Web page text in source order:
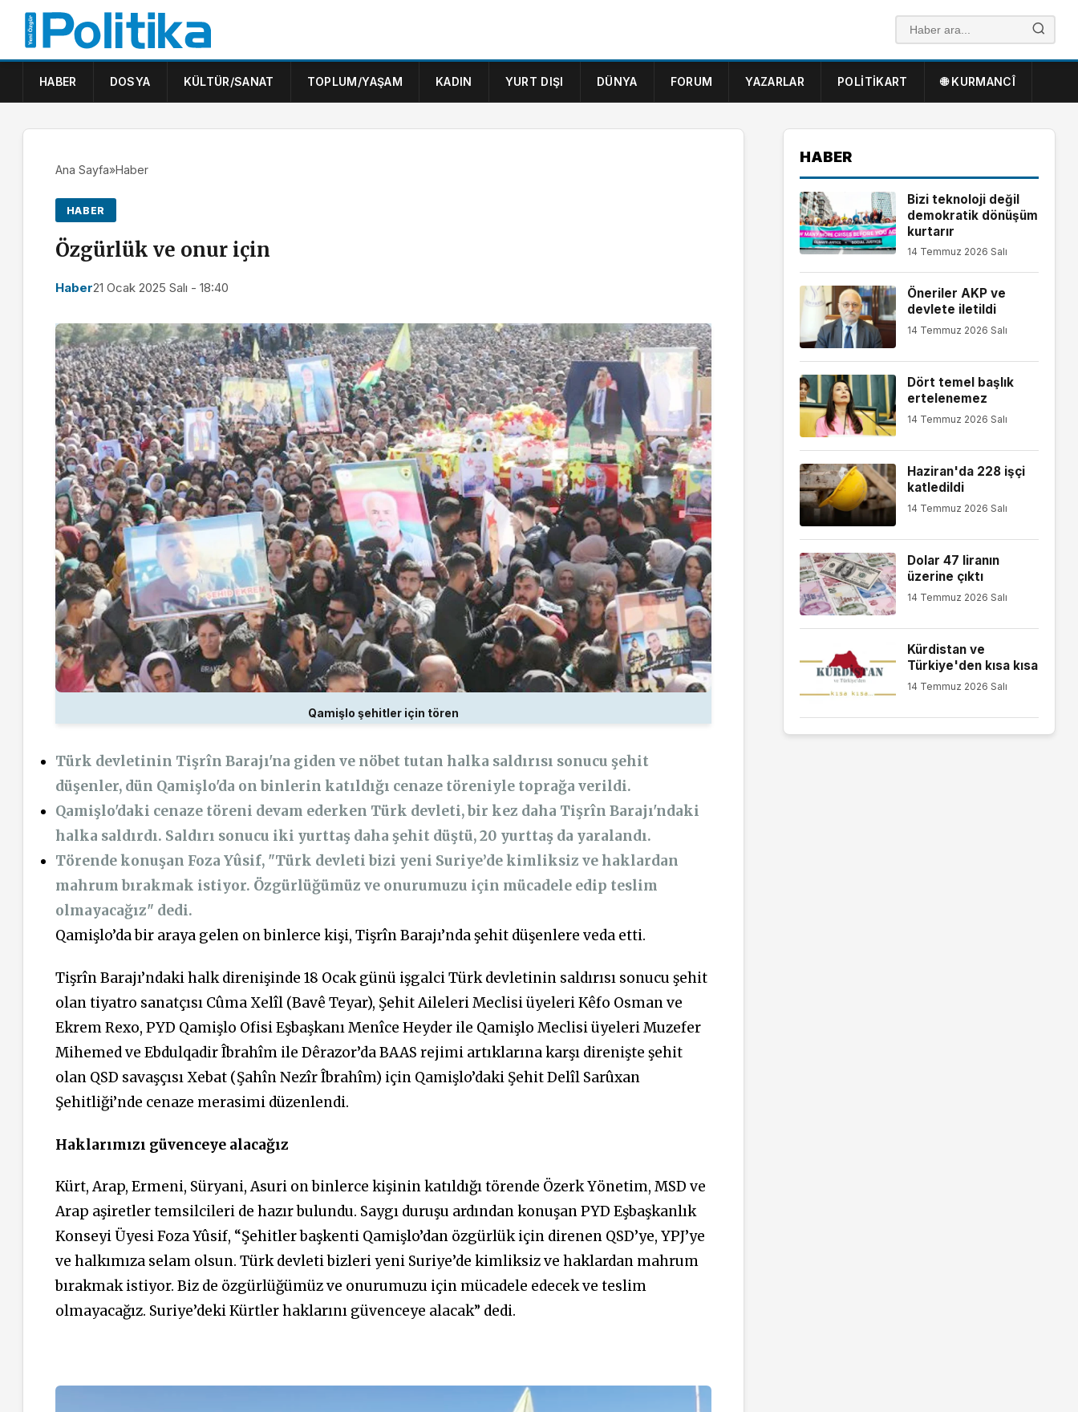
HABER DOSYA KÜLTÜR/SANAT TOPLUM/YAŞAM KADIN YURT DIŞI DÜNYA FORUM YAZARLAR POLITIKART 🌐 KURMANCÎ
Ana Sayfa»Haber
HABER
Özgürlük ve onur için
Haber21 Ocak 2025 Salı - 18:40
Qamişlo şehitler için tören
Türk devletinin Tişrîn Barajı'na giden ve nöbet tutan halka saldırısı sonucu şehit
düşenler, dün Qamişlo'da on binlerin katıldığı cenaze töreniyle toprağa verildi.
Qamişlo'daki cenaze töreni devam ederken Türk devleti, bir kez daha Tişrîn Barajı'ndaki
halka saldırdı. Saldırı sonucu iki yurttaş daha şehit düştü, 20 yurttaş da yaralandı.
Törende konuşan Foza Yûsif, "Türk devleti bizi yeni Suriye’de kimliksiz ve haklardan
mahrum bırakmak istiyor. Özgürlüğümüz ve onurumuzu için mücadele edip teslim
olmayacağız" dedi.
Qamişlo’da bir araya gelen on binlerce kişi, Tişrîn Barajı’nda şehit düşenlere veda etti.
Tişrîn Barajı’ndaki halk direnişinde 18 Ocak günü işgalci Türk devletinin saldırısı sonucu şehit
olan tiyatro sanatçısı Cûma Xelîl (Bavê Teyar), Şehit Aileleri Meclisi üyeleri Kêfo Osman ve
Ekrem Rexo, PYD Qamişlo Ofisi Eşbaşkanı Menîce Heyder ile Qamişlo Meclisi üyeleri Muzefer
Mihemed ve Ebdulqadir Îbrahîm ile Dêrazor’da BAAS rejimi artıklarına karşı direnişte şehit
olan QSD savaşçısı Xebat (Şahîn Nezîr Îbrahîm) için Qamişlo’daki Şehit Delîl Sarûxan
Şehitliği’nde cenaze merasimi düzenlendi.
Haklarımızı güvenceye alacağız
Kürt, Arap, Ermeni, Süryani, Asuri on binlerce kişinin katıldığı törende Özerk Yönetim, MSD ve
Arap aşiretler temsilcileri de hazır bulundu. Saygı duruşu ardından konuşan PYD Eşbaşkanlık
Konseyi Üyesi Foza Yûsif, “Şehitler başkenti Qamişlo’dan özgürlük için direnen QSD’ye, YPJ’ye
ve halkımıza selam olsun. Türk devleti bizleri yeni Suriye’de kimliksiz ve haklardan mahrum
bırakmak istiyor. Biz de özgürlüğümüz ve onurumuzu için mücadele edecek ve teslim
olmayacağız. Suriye’deki Kürtler haklarını güvenceye alacak” dedi.
HABER
Bizi teknoloji değil
demokratik dönüşüm
kurtarır
14 Temmuz 2026 Salı
Öneriler AKP ve
devlete iletildi
14 Temmuz 2026 Salı
Dört temel başlık
ertelenemez
14 Temmuz 2026 Salı
Haziran'da 228 işçi
katledildi
14 Temmuz 2026 Salı
Dolar 47 liranın
üzerine çıktı
14 Temmuz 2026 Salı
Kürdistan ve
Türkiye'den kısa kısa
14 Temmuz 2026 Salı